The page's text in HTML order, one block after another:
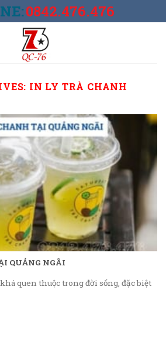
0842.476.476
IN LY TRÀ CHANH
QUẢNG NGÃI
quen thuộc trong đời sống, đặc biệt